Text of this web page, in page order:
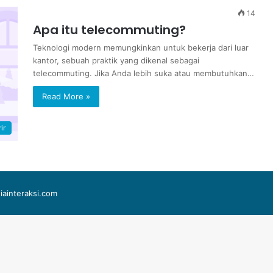
14
Apa itu telecommuting?
Teknologi modern memungkinkan untuk bekerja dari luar
kantor, sebuah praktik yang dikenal sebagai
telecommuting. Jika Anda lebih suka atau membutuhkan…
Read More »